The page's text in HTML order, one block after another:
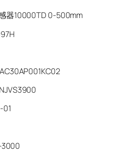
器10000TD 0-500mm